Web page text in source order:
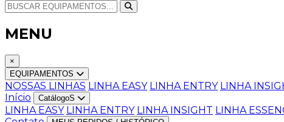
MENU
×
EQUIPAMENTOS
NOSSAS LINHAS LINHA EASY LINHA ENTRY LINHA
Início
CatálogoS
LINHA EASY LINHA ENTRY LINHA INSIGHT LINHA